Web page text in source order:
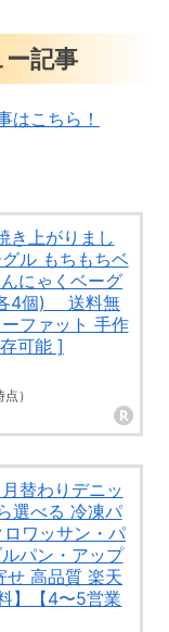
記事
はこちら！
き上がりまし
ル もちもちベ
にゃくベーグ
4個) 送料無
ファット 手作
可能 ]
）
替わりデニッ
選べる 冷凍パ
ワッサン・パ
パン・アップ
せ 高品質 楽天
】【4〜5営業